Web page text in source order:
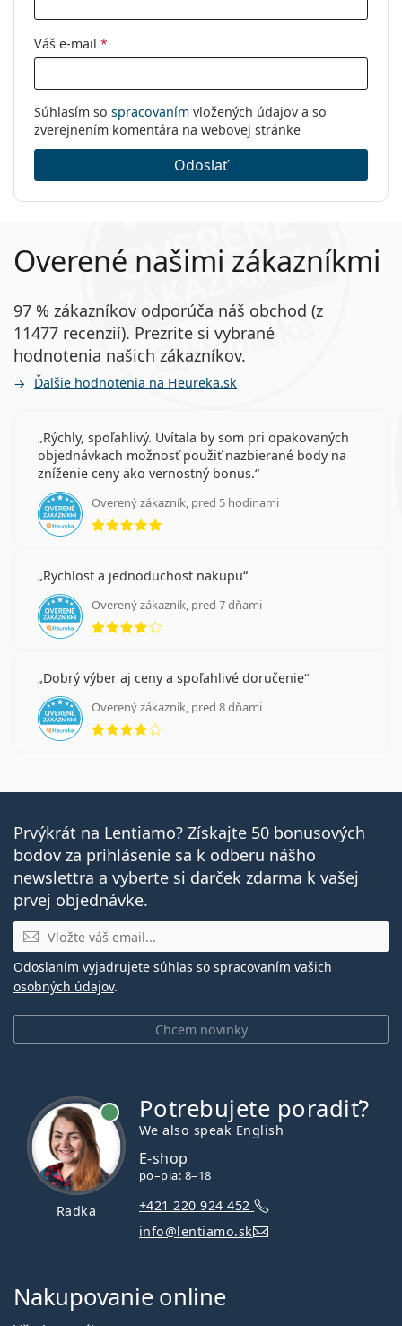
Váš e-mail *
Súhlasím so spracovaním vložených údajov a so
zverejnením komentára na webovej stránke
Odoslať
Overené našimi zákazníkmi
97 % zákazníkov odporúča náš obchod (z
11477 recenzií). Prezrite si vybrané
hodnotenia našich zákazníkov.
Ďalšie hodnotenia na Heureka.sk
Rýchly, spoľahlivý. Uvítala by som pri opakovaných
objednávkach možnosť použiť nazbierané body na
zníženie ceny ako vernostný bonus.
Overený zákazník, pred 5 hodinami
hodnotenie 5 z 5
Rychlost a jednoduchost nakupu
Overený zákazník, pred 7 dňami
hodnotenie 4 z 5
Dobrý výber aj ceny a spoľahlivé doručenie
Overený zákazník, pred 8 dňami
hodnotenie 4 z 5
Prvýkrát na Lentiamo? Získajte 50 bonusových
bodov za prihlásenie sa k odberu nášho
newslettra a vyberte si darček zdarma k vašej
prvej objednávke.
E-mail
Chcem novinky
Odoslaním vyjadrujete súhlas so spracovaním vašich
osobných údajov.
Radka
Potrebujete poradiť?
We also speak English
E-shop
po–pia: 8–18
+421 220 924 452
info@lentiamo.sk
Nakupovanie online